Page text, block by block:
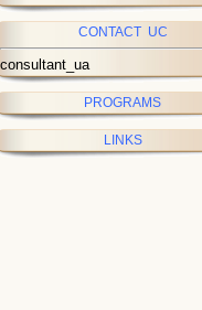
CONTACT UC
consultant_ua
PROGRAMS
LINKS